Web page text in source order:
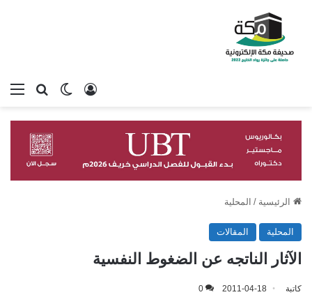
بحثالوضع
تسجيل الدخول
الرئيسية / المحلية
المحلية المقالات
الآثار الناتجه عن الضغوط النفسية
كاتبة 2011-04-18
0